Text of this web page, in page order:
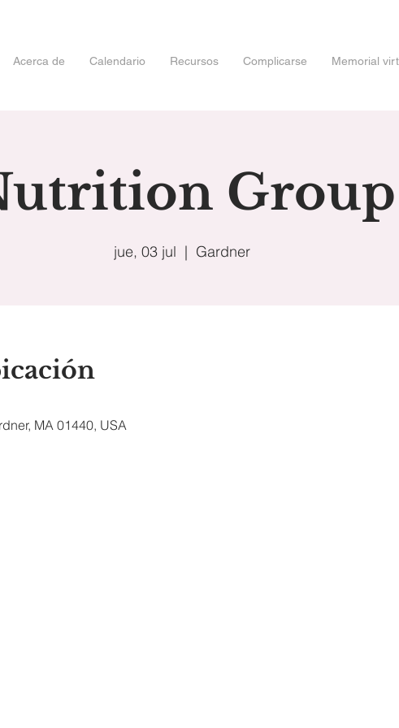
Acerca de Calendario Recursos Complicarse Memorial
Group
jue, 03 jul
  |
Gardner
MA 01440, USA